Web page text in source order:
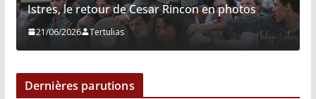
Istres, le retour de Cesar Rincon en photos
21/06/2026 Tertulias
Dernières parutions